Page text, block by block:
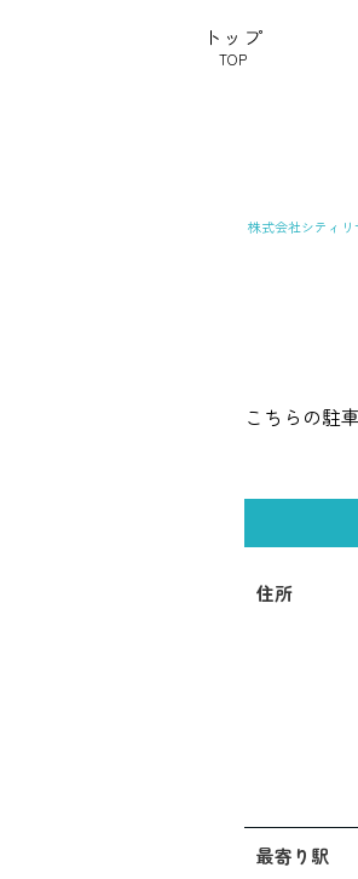
トップ
TOP
株式会社シティリ
こちらの駐
住所
最寄り駅